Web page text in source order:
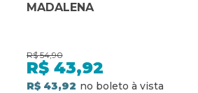
MADALENA
R$ 54,90
R$ 43,92
R$ 43,92